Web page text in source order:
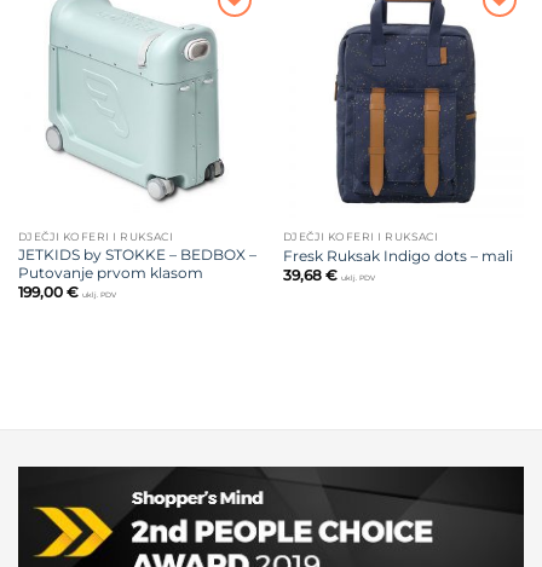
Dodajte
na listu
DJEČJI KOFERI I RUKSACI
JETKIDS by STOKKE – BEDBOX –
Putovanje prvom klasom
199,00 € uklj. PDV
Dodajte
na listu
želja
DJEČJI KOFERI I RUKSACI
Fresk Ruksak Indigo dots – mali
39,68 € uklj. PDV